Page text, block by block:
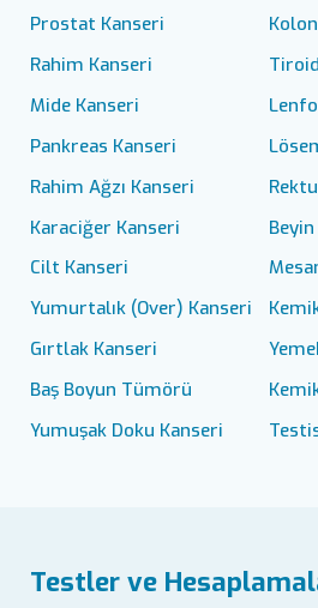
Prostat Kanseri
Rahim Kanseri
Mide Kanseri
Pankreas Kanseri
Rahim Ağzı Kanseri
Karaciğer Kanseri
Cilt Kanseri
Yumurtalık (Over) Kanseri
Gırtlak Kanseri
Baş Boyun Tümörü
Yumuşak Doku Kanseri
Testler ve